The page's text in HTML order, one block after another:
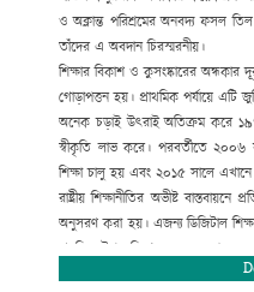
ও অক্লান্ত পরিশ্রমের অনবদ্য ফসল
তাঁদের এ অবদান চিরস্মরনীয়।
শিক্ষার বিকাশ ও কুসংষ্কারের অন্ধকার
গোড়াপত্তন হয়। প্রাথমিক পর্যায়ে এটি
অনেক চড়াই উৎরাই অতিক্রম করে ১৯৭০
স্বীকৃতি লাভ করে। পরবর্তীতে
শিক্ষা চালু হয় এবং ২০১৫ সালে
রাষ্ট্রীয় শিক্ষানীতির অভীষ্ট
অনুসরণ করা হয়। এজন্য ডিজিটাল
প্রযুক্তির উপর বিশেষ গুরুত্ব দেয়া
গুণী ব্যক্তি জাতীয় ও আন্তর্জাতিক ক্ষেত্রে